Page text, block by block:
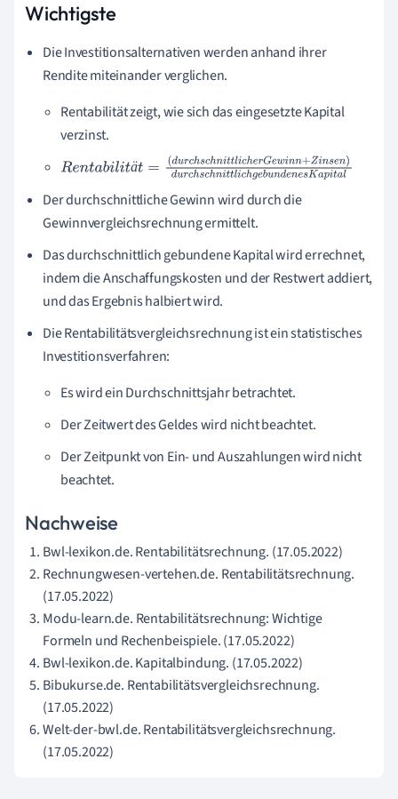
Wichtigste
Die Investitionsalternativen werden anhand ihrer
Rendite miteinander verglichen.
Rentabilität zeigt, wie sich das eingesetzte Kapital
verzinst.
ä
Rentabilität=
(durchschnittlicherGewinn+Zinsen)durch
chgebundenesKapital
Der durchschnittliche Gewinn wird durch die
Gewinnvergleichsrechnung ermittelt.
Das durchschnittlich gebundene Kapital wird errechnet,
indem die Anschaffungskosten und der Restwert addiert,
und das Ergebnis halbiert wird.
Die Rentabilitätsvergleichsrechnung ist ein statistisches
Investitionsverfahren:
Es wird ein Durchschnittsjahr betrachtet.
Der Zeitwert des Geldes wird nicht beachtet.
Der Zeitpunkt von Ein- und Auszahlungen wird nicht
beachtet.
Nachweise
Bwl-lexikon.de. Rentabilitätsrechnung. (17.05.2022)
Rechnungwesen-vertehen.de. Rentabilitätsrechnung.
(17.05.2022)
Modu-learn.de. Rentabilitätsrechnung: Wichtige
Formeln und Rechenbeispiele. (17.05.2022)
Bwl-lexikon.de. Kapitalbindung. (17.05.2022)
Bibukurse.de. Rentabilitätsvergleichsrechnung.
(17.05.2022)
Welt-der-bwl.de. Rentabilitätsvergleichsrechnung.
(17.05.2022)